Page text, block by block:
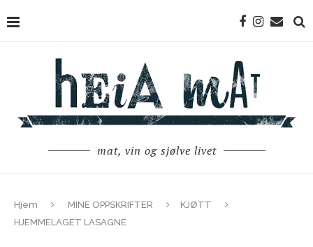
mat, vin og sjølve livet
Hjem MINE OPPSKRIFTER
KJØTT
HJEMMELAGET LASAGNE